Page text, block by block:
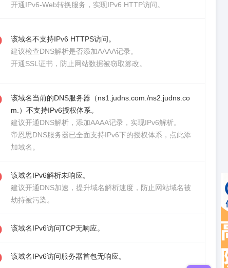
开通IPv6-Web转换服务 ，实现IPv6 HTTP访问。
该域名不支持IPv6 HTTPS访问。
建议检查DNS解析是否添加AAAA记录。
开通SSL证书 ，防止网站数据被窃取篡改。
该域名当前的DNS服务器（ns1.judns.com./ns2.judns.co
m.）不支持IPv6授权体系。
建议开通DNS解析 ，添加AAAA记录，实现IPv6解析。
帝恩思DNS服务器已全面支持IPv6下的授权体系， 点此添
加域名。
该域名IPv6解析未响应。
建议开通DNS加速 ，提升域名解析速度，防止网站域名被
劫持被污染。
该域名IPv6访问TCP无响应。
该域名IPv6访问服务器首包无响应。